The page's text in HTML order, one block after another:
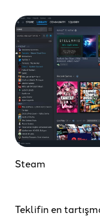
Steam
Teklifin en